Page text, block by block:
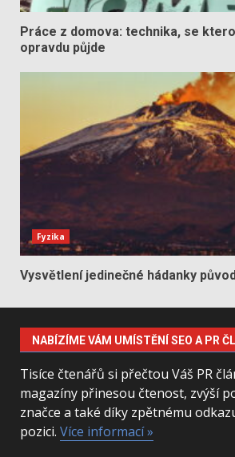
Práce z domova: technika, se
opravdu půjde
Fyzika
Vysvětlení jedinečné hádanky
NABÍZÍME VÁM UMÍSTĚNÍ SEO A PR
Tisíce čtenářů si přečtou Váš PR
magazíny přinesou čtenost, zvýší
značce a také díky zpětnému
pozici. Více informací »